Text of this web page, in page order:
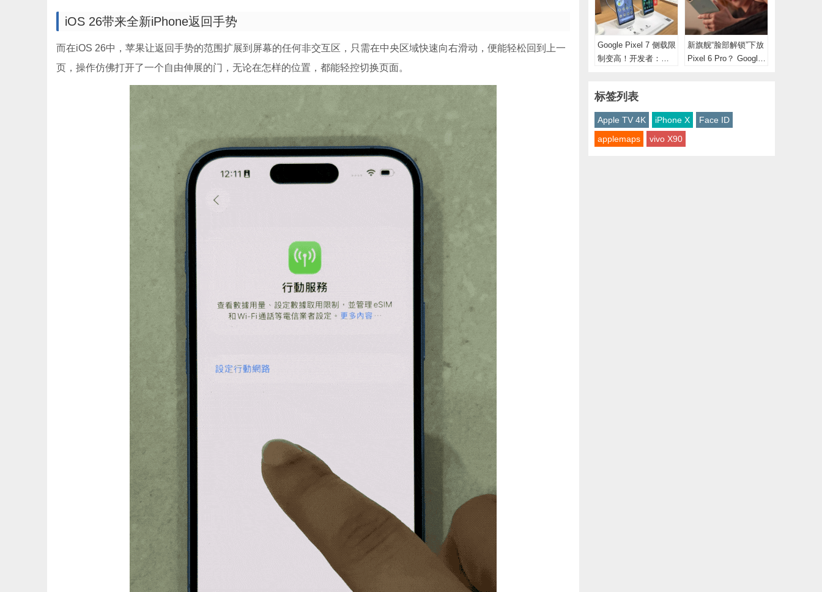
iOS 26带来全新iPhone返回手势
而在iOS 26中，苹果让返回手势的范围扩展到屏幕的任何非交互区，只需在中央区域快速向右滑动，便能轻松回到上一
页，操作仿佛打开了一个自由伸展的门，无论在怎样的位置，都能轻控切换页面。
Google Pixel 7 侧载限
制变高！开发者：搭
新旗舰“脸部解锁”下放
Pixel 6 Pro？ Google
标签列表
Apple TV 4K iPhone X
Face ID
applemaps
vivo X90